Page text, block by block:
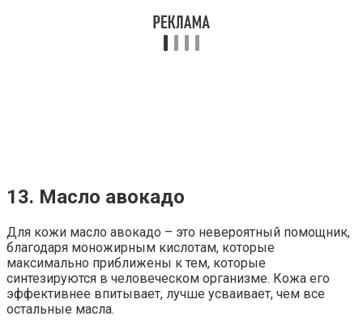
13. Масло авокадо
Для кожи масло авокадо – это невероятный помощник,
благодаря моножирным кислотам, которые
максимально приближены к тем, которые
синтезируются в человеческом организме. Кожа его
эффективнее впитывает, лучше усваивает, чем все
остальные масла.